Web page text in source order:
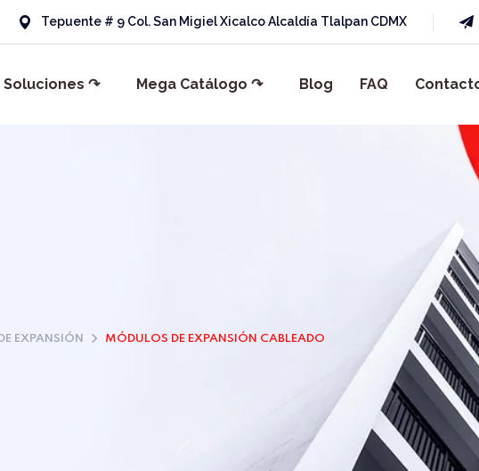
Tepuente # 9 Col. San Migiel Xicalco Alcaldía Tlalpan CDMX
Soluciones ↷ Mega Catálogo ↷ Blog FAQ
EXPANSIÓN MÓDULOS DE EXPANSIÓN CABLEADO